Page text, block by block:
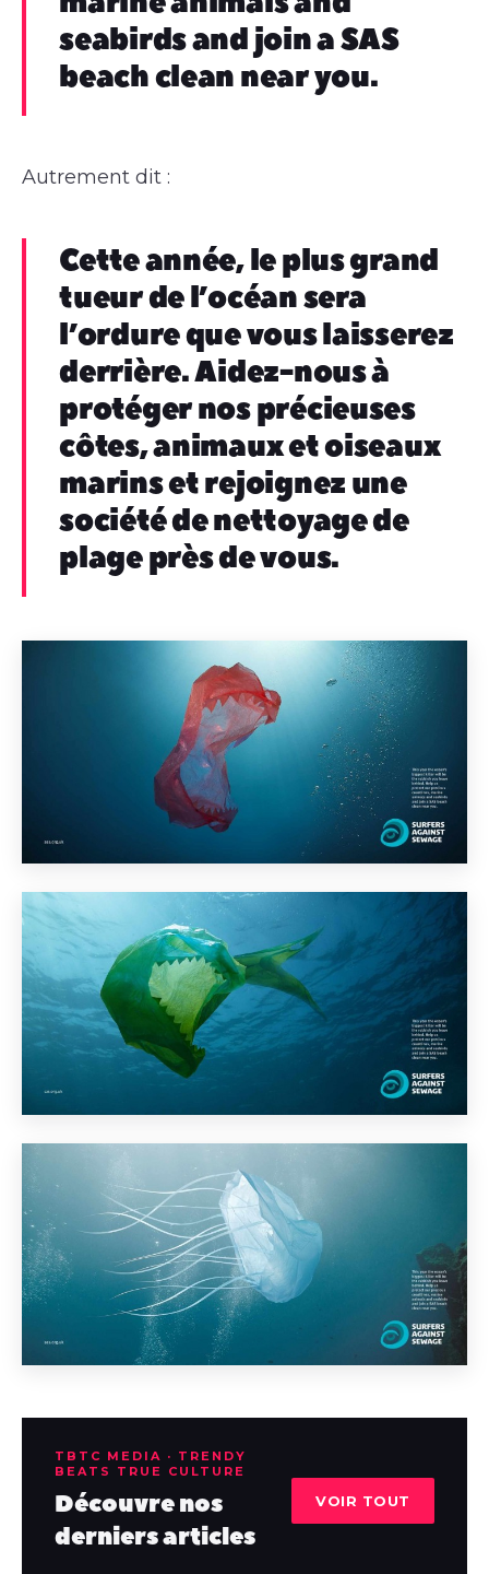
seabirds and join a SAS
beach clean near you.
Autrement dit :
Cette année, le plus grand
tueur de l’océan sera
l’ordure que vous laisserez
derrière. Aidez-nous à
protéger nos précieuses
côtes, animaux et oiseaux
marins et rejoignez une
société de nettoyage de
plage près de vous.
TBTC MEDIA · TRENDY
BEATS TRUE CULTURE
Découvre nos
derniers articles
VOIR TOUT